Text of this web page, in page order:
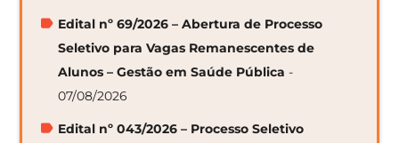
Edital nº 69/2026 – Abertura de Processo
Seletivo para Vagas Remanescentes de
Alunos – Gestão em Saúde Pública -
07/08/2026
Edital nº 043/2026 – Processo Seletivo